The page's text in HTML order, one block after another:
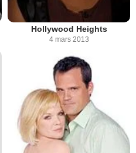
Hollywood Heights
4 mars 2013